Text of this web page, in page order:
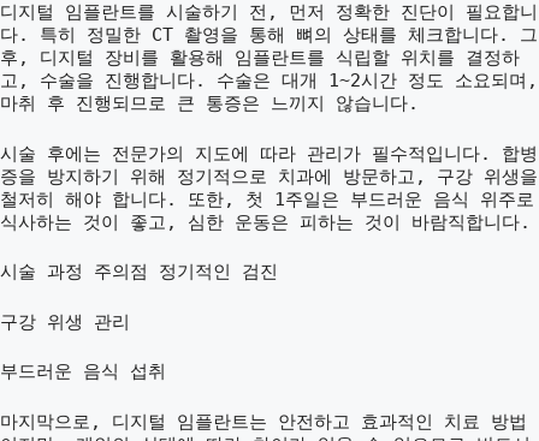
디지털 임플란트를 시술하기 전, 먼저 정확한 진단이 필요합니
다. 특히 정밀한 CT 촬영을 통해 뼈의 상태를 체크합니다. 그
후, 디지털 장비를 활용해 임플란트를 식립할 위치를 결정하
고, 수술을 진행합니다. 수술은 대개 1~2시간 정도 소요되며,
마취 후 진행되므로 큰 통증은 느끼지 않습니다.
시술 후에는 전문가의 지도에 따라 관리가 필수적입니다. 합병
증을 방지하기 위해 정기적으로 치과에 방문하고, 구강 위생을
철저히 해야 합니다. 또한, 첫 1주일은 부드러운 음식 위주로
식사하는 것이 좋고, 심한 운동은 피하는 것이 바람직합니다.
시술 과정 주의점 정기적인 검진
구강 위생 관리
부드러운 음식 섭취
마지막으로, 디지털 임플란트는 안전하고 효과적인 치료 방법